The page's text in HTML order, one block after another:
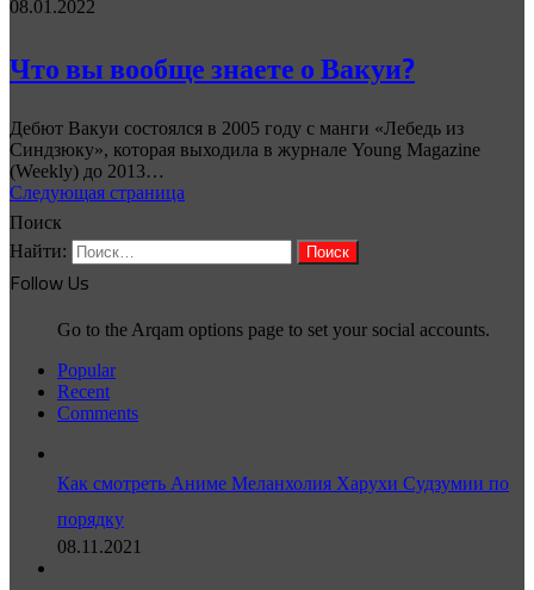
08.01.2022
Что вы вообще знаете о Вакуи?
Дебют Вакуи состоялся в 2005 году с манги «Лебедь из
Синдзюку», которая выходила в журнале Young Magazine
(Weekly) до 2013…
Следующая страница
Поиск
Найти:
Follow Us
Go to the Arqam options page to set your social accounts.
Popular
Recent
Comments
Как смотреть Аниме Меланхолия Харухи Судзумии по
порядку
08.11.2021